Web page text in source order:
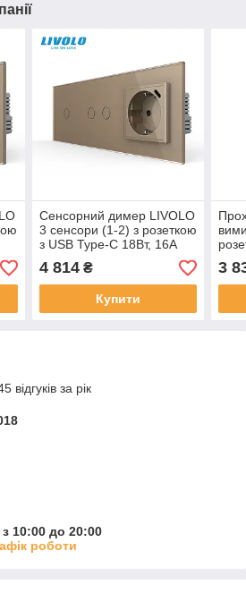
Сенсорний димер LIVOLO
3 сенсори (1-2) з розеткою
з USB Type-C 18Вт, 16A
230V, заземлення, золото
скло
4 814₴
Купити
Вт,
3
відгуків за рік
10:00 до 20:00
роботи